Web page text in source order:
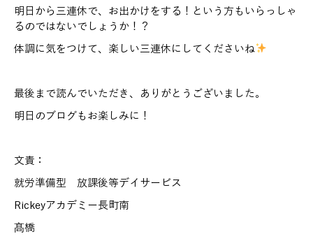
明日から三連休で、お出かけをする！という方もいらっしゃ
るのではないでしょうか！？
体調に気をつけて、楽しい三連休にしてくださいね
最後まで読んでいただき、ありがとうございました。
明日のブログもお楽しみに！
文責：
就労準備型 放課後等デイサービス
Rickeyアカデミー長町南
髙橋